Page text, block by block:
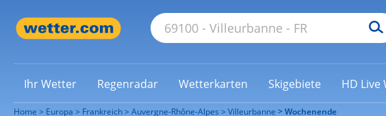
Ihr Wetter Regenradar Wetterkarten Skigebiete HD Live
Home Europa Frankreich Auvergne-Rhône-Alpes Villeurbanne Wochenende